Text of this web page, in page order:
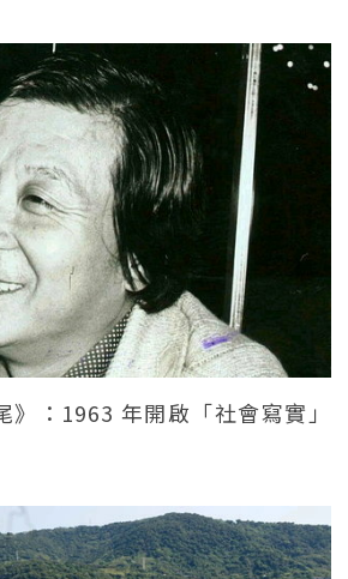
：1963 年開啟「社會寫實」